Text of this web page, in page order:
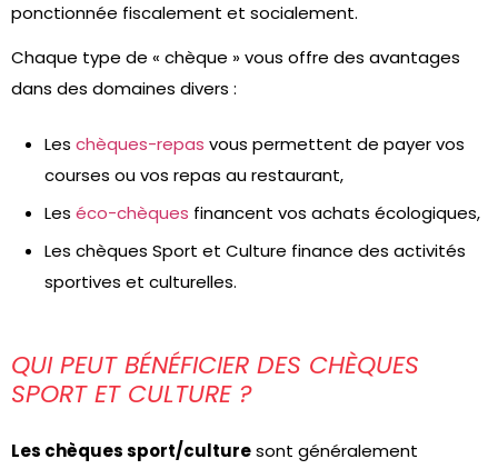
ponctionnée fiscalement et socialement.
Chaque type de « chèque » vous offre des avantages
dans des domaines divers :
Les chèques-repas vous permettent de payer vos
courses ou vos repas au restaurant,
Les éco-chèques financent vos achats écologiques,
Les chèques Sport et Culture finance des activités
sportives et culturelles.
QUI PEUT BÉNÉFICIER DES CHÈQUES
SPORT ET CULTURE ?
Les chèques sport/culturesont généralement